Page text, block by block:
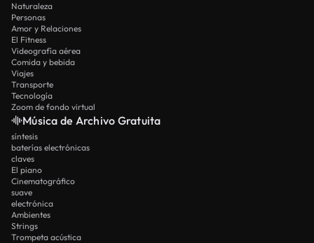
Naturaleza
Personas
Amor y Relaciones
El Fitness
Videografía aérea
Comida y bebida
Viajes
Transporte
Tecnología
Zoom de fondo virtual
Música de Archivo Gratuita
síntesis
baterías electrónicas
claves
El piano
Cinematográfico
suave
electrónica
Ambientes
Strings
Trompeta acústica